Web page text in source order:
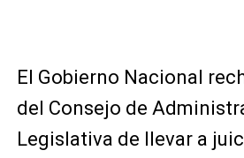
El Gobierno Nacional
del Consejo de
Legislativa de llevar a